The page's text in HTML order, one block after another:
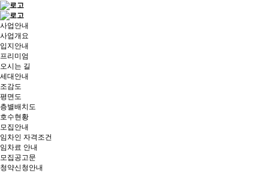
사업안내
사업개요
입지안내
프리미엄
오시는 길
세대안내
조감도
평면도
층별배치도
호수현황
모집안내
임차인 자격조건
임차료 안내
모집공고문
청약신청안내